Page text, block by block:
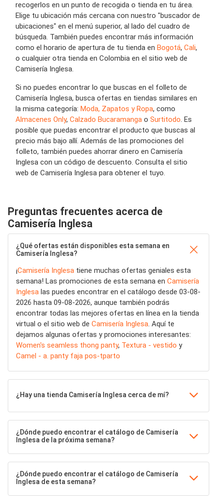
recogerlos en un punto de recogida o tienda en tu área.
Elige tu ubicación más cercana con nuestro "buscador de
ubicaciones" en el menú superior, al lado del cuadro de
búsqueda. También puedes encontrar más información
como el horario de apertura de tu tienda en Bogotá, Cali,
o cualquier otra tienda en Colombia en el sitio web de
Camisería Inglesa.
Si no puedes encontrar lo que buscas en el folleto de
Camisería Inglesa, busca ofertas en tiendas similares en
la misma categoría: Moda, Zapatos y Ropa, como
Almacenes Only, Calzado Bucaramanga o Surtitodo. Es
posible que puedas encontrar el producto que buscas al
precio más bajo allí. Además de las promociones del
folleto, también puedes ahorrar dinero en Camisería
Inglesa con un código de descuento. Consulta el sitio
web de Camisería Inglesa para obtener el tuyo.
Preguntas frecuentes acerca de
Camisería Inglesa
¿Qué ofertas están disponibles esta semana en
Camisería Inglesa?
¡Camisería Inglesa tiene muchas ofertas geniales esta
semana! Las promociones de esta semana en Camisería
Inglesa las puedes encontrar en el catálogo desde 03-08-
2026 hasta 09-08-2026, aunque también podrás
encontrar todas las mejores ofertas en línea en la tienda
virtual o el sitio web de Camisería Inglesa. Aquí te
dejamos algunas ofertas y promociones interesantes:
Women's seamless thong panty, Textura - vestido y
Camel - a. panty faja pos-tparto
¿Hay una tienda Camisería Inglesa cerca de mí?
¿Dónde puedo encontrar el catálogo de Camisería
Inglesa de la próxima semana?
¿Dónde puedo encontrar el catálogo de Camisería
Inglesa de esta semana?